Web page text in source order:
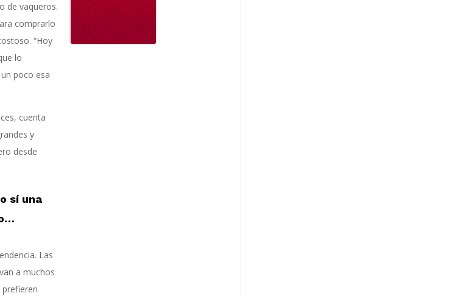
de vaqueros.
comprarlo
“Hoy
lo
poco esa
cuenta
y
desde
sí una
…
Las
a muchos